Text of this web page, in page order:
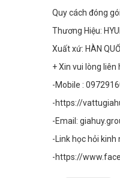
Quy cách đóng
Thương Hiệu:
Xuất xứ: HÀN
+ Xin vui lòng liên
-Mobile :
-https://
-Email:
-Link học hỏi
-https://